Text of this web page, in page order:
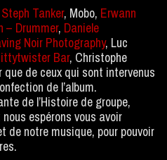
Steph Tanker, Mobo, Erwann
– Drummer, Daniele
Noir Photography, Luc
Bar, Christophe
de ceux qui sont intervenus
de l’album.
de l’Histoire de groupe,
espérons vous avoir
de notre musique, pour pouvoir